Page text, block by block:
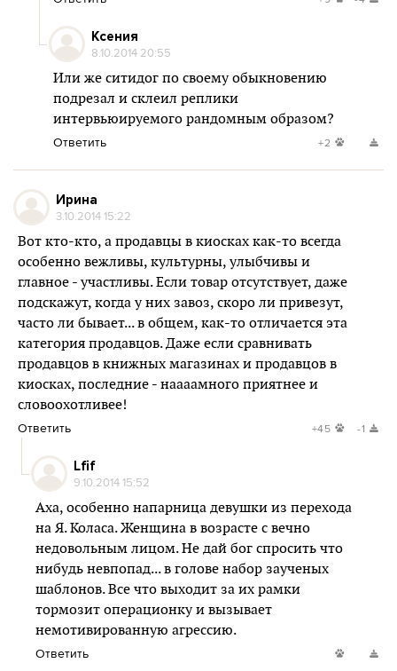
Ксения
8.10.2014 20:55
Или же ситидог по своему обыкновению
подрезал и склеил реплики
интервьюируемого рандомным образом?
Ответить +2
Ирина
3.10.2014 15:22
Вот кто-кто, а продавцы в киосках как-то всегда
особенно вежливы, культурны, улыбчивы и
главное - участливы. Если товар отсутствует, даже
подскажут, когда у них завоз, скоро ли привезут,
часто ли бывает... в общем, как-то отличается эта
категория продавцов. Даже если сравнивать
продавцов в книжных магазинах и продавцов в
киосках, последние - наааамного приятнее и
словоохотливее!
Ответить +45 -1
Lfif
9.10.2014 15:52
Аха, особенно напарница девушки из перехода
на Я. Коласа. Женщина в возрасте с вечно
недовольным лицом. Не дай бог спросить что
нибудь невпопад... в голове набор заученых
шаблонов. Все что выходит за их рамки
тормозит операционку и вызывает
немотивированную агрессию.
Ответить